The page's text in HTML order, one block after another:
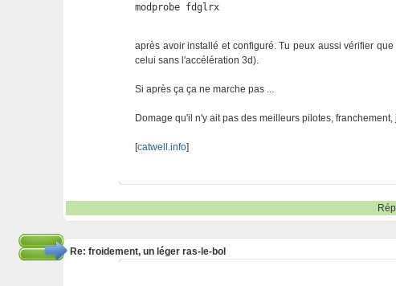
modprobe fdglrx
après avoir installé et configuré. Tu peux aussi vérifier
celui sans l'accélération 3d).
Si après ça ça ne marche pas ...
Domage qu'il n'y ait pas des meilleurs pilotes, franchement,
[catwell.info]
Re: froidement, un léger ras-le-bol